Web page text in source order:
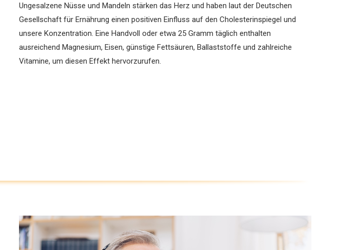
Ungesalzene Nüsse und Mandeln stärken das Herz und haben laut der Deutschen
Gesellschaft für Ernährung einen positiven Einfluss auf den Cholesterinspiegel und
unsere Konzentration. ­Eine Handvoll oder etwa 25 Gramm täglich enthalten
ausreichend Magnesium, Eisen, günstige Fettsäuren, Ballaststoffe und zahlreiche
Vitamine, um diesen Effekt hervorzurufen.